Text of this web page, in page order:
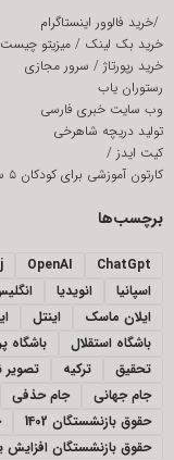
/خرید فالوور اینستاگرام
خرید بک لینک / میزیتو
خرید رپورتاژ / سرور مجازی
رستوران یاب
وب سایت خبری فارسی
تولید دریچه شاهرخی
کیت ایدز /
کارتون آموزشی برای کودکان ۵ ساله
برچسب‌ها
ChatGpt
OpenAI
اسپانیا
انویدیا
ایلان ماسک
اینتل
باشگاه استقلال
باشگاه
تحقیق
ترکیه
جام جهانی
جام حذفی
حقوق بازنشستگان 1402
حقوق بازنشستگان افزایش